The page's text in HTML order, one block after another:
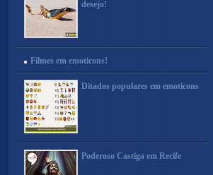
desejo!
Filmes em emoticons!
Ditados populares em emoticons
Poderoso Castiga em Recife